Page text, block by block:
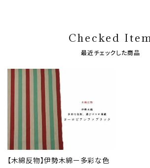
Checked
最近チェックした商品
【木綿反物】伊勢木綿ー多彩な色